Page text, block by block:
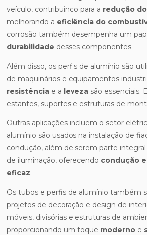
veículo, contribuindo para a redução
melhorando a eficiência do
corrosão também desempenha um
durabilidade desses componentes.
Além disso, os perfis de alumínio são
de maquinários e equipamentos
resistência e a leveza são essenciais.
estantes, suportes e estruturas de
Outras aplicações incluem o setor
alumínio são usados na instalação de
condução, além de serem parte
de iluminação, oferecendo condução
eficaz.
Os tubos e perfis de alumínio também
projetos de decoração e design de
móveis, divisórias e estruturas de
proporcionando um toque moderno e